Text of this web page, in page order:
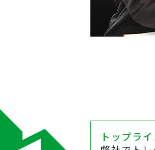
トップラ